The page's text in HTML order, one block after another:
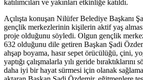
katılımcıları ve yakınları etkinliğe katıldı.
Açılışta konuşan Nilüfer Belediye Başkanı
gençlik merkezlerinin kişilerin aktif yaş
proje olduğunu söyledi. Olgun gençlik
632 olduğunu dile getiren Başkan Şadi
ahşap boyama, hasır sepet örücülüğü, çini,
yaptığı çalışmalarla yılı geride
daha iyi bir hayat sürmesi için olanak